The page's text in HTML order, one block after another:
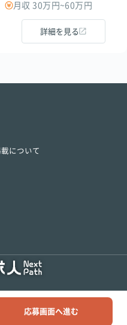
月収 30万円~60万円
詳細を見る
応募画面へ進む
について